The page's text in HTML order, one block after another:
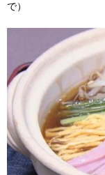
で）